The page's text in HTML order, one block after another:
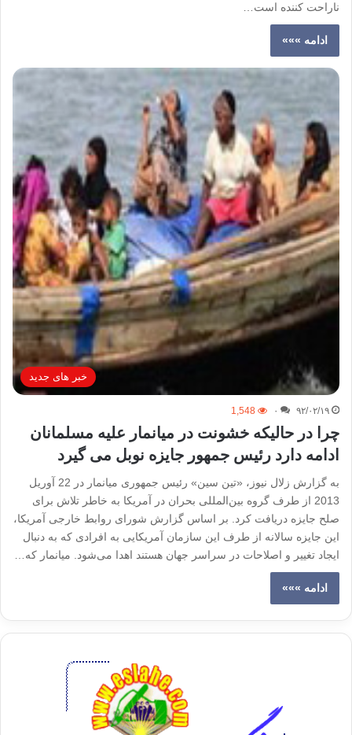
ناراحت‌ کننده است…
ادامه »»»
خبر های جدید
۹۲/۰۲/۱۹ ۰ 1,548
چرا در حالیکه خشونت در میانمار علیه مسلمانان
ادامه دارد رئیس جمهور جایزه نوبل می گیرد
به گزارش زلال نیوز، «تین سین» رئیس جمهوری میانمار در 22 آوریل
2013 از طرف گروه بین‌المللی بحران در آمریکا به خاطر تلاش برای
صلح جایزه دریافت کرد. بر اساس گزارش شورای روابط خارجی آمریکا،
این جایزه سالانه از طرف این سازمان آمریکایی به افرادی که به دنبال
ایجاد تغییر و اصلاحات در سراسر جهان هستند اهدا می‌شود. میانمار که…
ادامه »»»